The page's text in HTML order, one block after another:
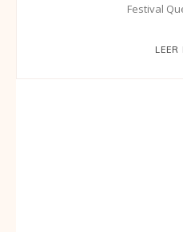
Festival
LEER